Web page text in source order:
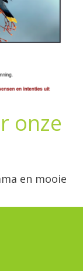
onze
en mooie